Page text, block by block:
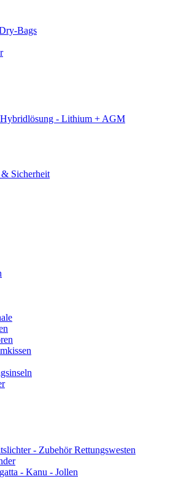
Bags
Hybridlösung - Lithium + AGM
Sicherheit
- Zubehör Rettungswesten
- Kanu - Jollen